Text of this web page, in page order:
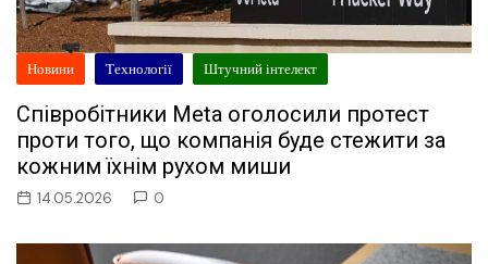
Новини Технології Штучний інтелект
Співробітники Meta оголосили протест
проти того, що компанія буде стежити за
кожним їхнім рухом миши
14.05.2026 0